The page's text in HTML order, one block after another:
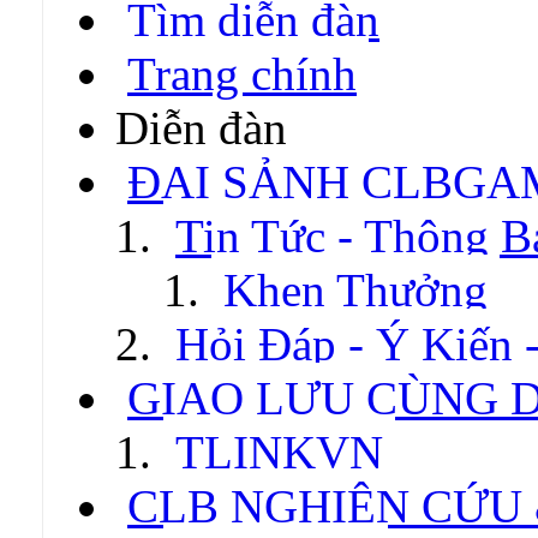
Tìm diễn đàn
Trang chính
Diễn đàn
ĐẠI SẢNH
Tin Tức - Thông
Khen Thưởng
Hỏi Đáp - Ý Kiến
GIAO LƯU CÙNG
TLINKVN
CLB NGHIÊN